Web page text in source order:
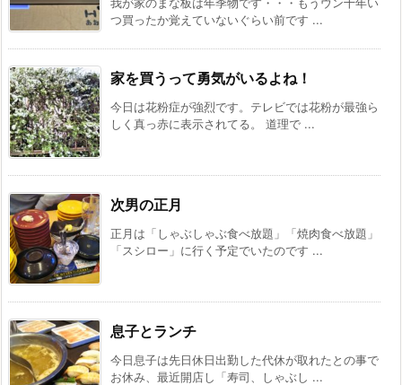
つ買ったか覚えていないぐらい前です ...
家を買うって勇気がいるよね！
今日は花粉症が強烈です。テレビでは花粉が最強ら
しく真っ赤に表示されてる。 道理で ...
次男の正月
正月は「しゃぶしゃぶ食べ放題」「焼肉食べ放題」
「スシロー」に行く予定でいたのです ...
息子とランチ
今日息子は先日休日出勤した代休が取れたとの事で
お休み、最近開店し「寿司、しゃぶし ...